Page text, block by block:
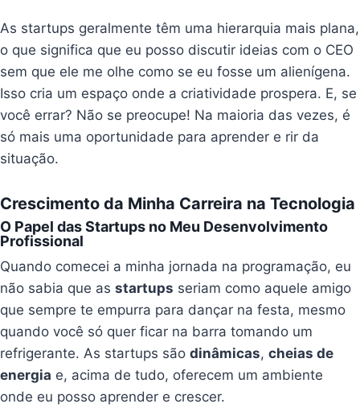
As startups geralmente têm uma hierarquia mais plana,
o que significa que eu posso discutir ideias com o CEO
sem que ele me olhe como se eu fosse um alienígena.
Isso cria um espaço onde a criatividade prospera. E, se
você errar? Não se preocupe! Na maioria das vezes, é
só mais uma oportunidade para aprender e rir da
situação.
Crescimento da Minha Carreira na Tecnologia
O Papel das Startups no Meu Desenvolvimento
Profissional
Quando comecei a minha jornada na programação, eu
não sabia que asstartups seriam como aquele amigo
que sempre te empurra para dançar na festa, mesmo
quando você só quer ficar na barra tomando um
refrigerante. As startups sãodinâmicas,cheias de
energia e, acima de tudo, oferecem um ambiente
onde eu posso aprender e crescer.